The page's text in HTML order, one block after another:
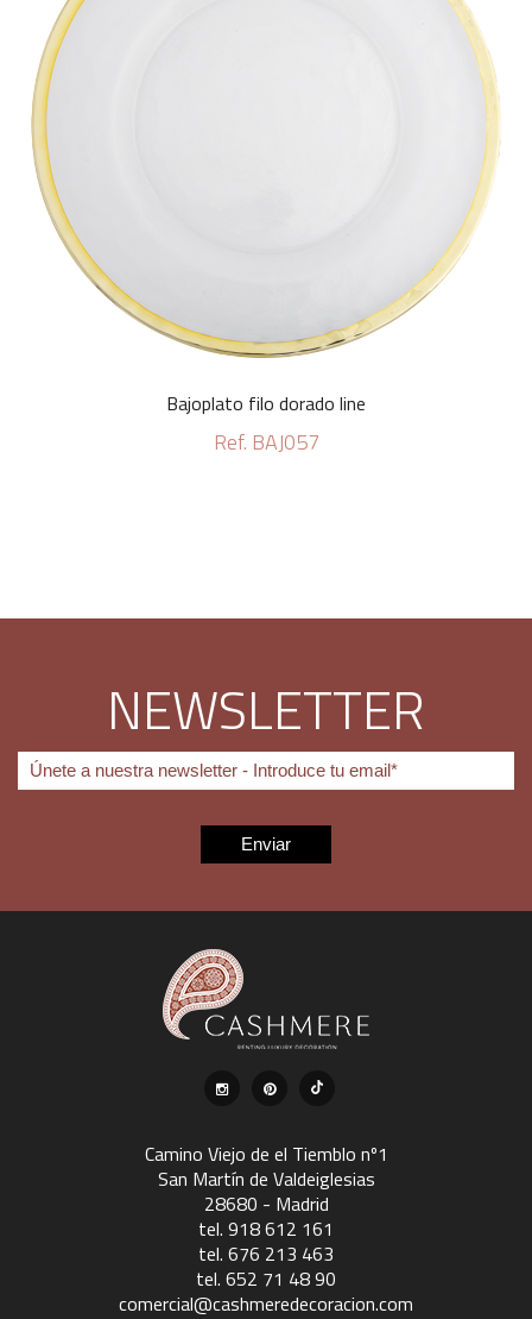
Bajoplato filo dorado line
Ref. BAJ057
NEWSLETTER
Camino Viejo de el Tiemblo nº1
San Martín de Valdeiglesias
28680 - Madrid
tel. 918 612 161
tel. 676 213 463
tel. 652 71 48 90
comercial@cashmeredecoracion.com